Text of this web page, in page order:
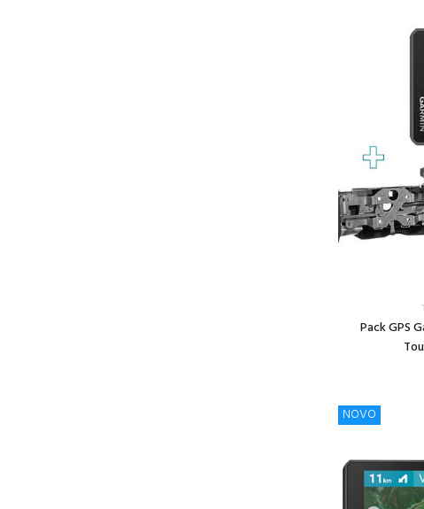
Pack GPS
NOVO